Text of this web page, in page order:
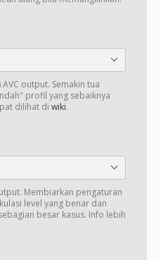
output. Semakin tua
profil yang sebaiknya
dilihat di wiki.
Membiarkan pengaturan
level yang benar dan
besar kasus. Info lebih